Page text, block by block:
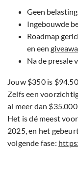
Geen
Ingebouwde
Roadmap
en een
Na de presale
Jouw $350 is
Zelfs een
al meer dan
Het is dé meest
2025, en het
volgende fase: